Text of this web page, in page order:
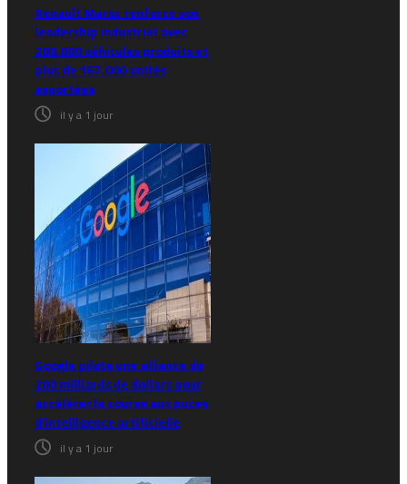
Renault Maroc renforce son
leadership industriel avec
200.000 véhicules produits et
plus de 167.000 unités
exportées
il y a 1 jour
Google pilote une alliance de
200 milliards de dollars pour
accélérer la course aux puces
d’intelligence artificielle
il y a 1 jour